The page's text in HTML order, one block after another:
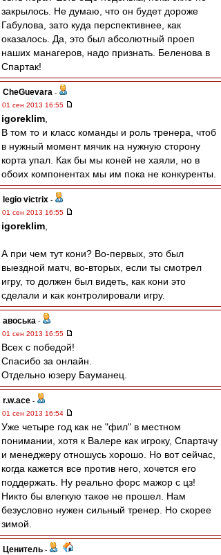
закрылось. Не думаю, что он будет дороже
Габулова, зато куда перспективнее, как
оказалось. Да, это был абсолютный проеп
наших манагеров, надо признать. Беленова в
Спартак!
CheGuevara -
01 сен 2013 16:55
igoreklim
В том то и класс команды и роль тренера, чтоб
в нужный момент мячик на нужную сторону
корта упал. Как бы мы коней не хаяли, но в
обоих компонентах мы им пока не конкуренты.
legio victrix -
01 сен 2013 16:55
igoreklim
А при чем тут кони? Во-первых, это был
выездной матч, во-вторых, если ты смотрел
игру, то должен был видеть, как кони это
сделали и как контролировали игру.
авоська -
01 сен 2013 16:55
Всех с победой!
Спасибо за онлайн.
Отдельно юзеру Бауманец.
r.w.ace -
01 сен 2013 16:54
Уже четыре год как не "фил" в местном
понимании, хотя к Валере как игроку, Спартачу
и менеджеру отношусь хорошо. Но вот сейчас,
когда кажется все против него, хочется его
поддержать. Ну реально форс мажор с цз!
Никто бы влегкую такое не прошел. Нам
безусловно нужен сильный тренер. Но скорее
зимой.
Ценитель -